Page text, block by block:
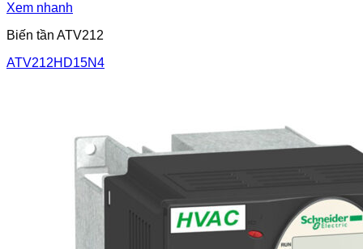
Xem nhanh
Biến tần ATV212
ATV212HD15N4